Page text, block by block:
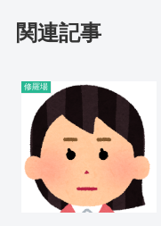
関連記事
修羅場